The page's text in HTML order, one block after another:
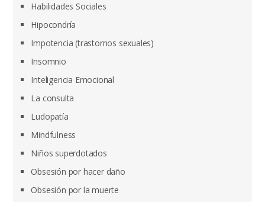
Habilidades Sociales
Hipocondría
Impotencia (trastornos sexuales)
Insomnio
Inteligencia Emocional
La consulta
Ludopatía
Mindfulness
Niños superdotados
Obsesión por hacer daño
Obsesión por la muerte